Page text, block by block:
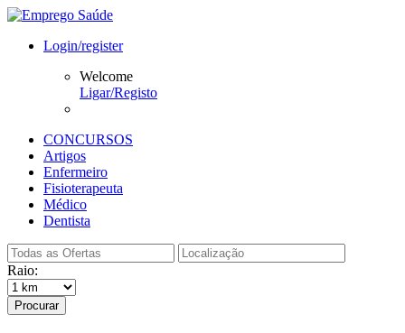
Login/register
Welcome
Ligar/Registo
CONCURSOS
Artigos
Enfermeiro
Fisioterapeuta
Médico
Dentista
Raio:
Procurar